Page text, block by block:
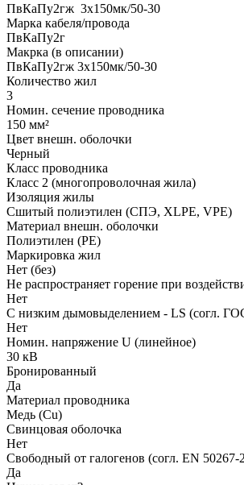
ПвКаПу2гж 3x150мк/50-30
Марка кабеля/провода
ПвКаПу2г
Макрка (в описании)
ПвКаПу2гж 3x150мк/50-30
Количество жил
3
Номин. сечение проводника
150 мм²
Цвет внешн. оболочки
Черный
Класс проводника
Класс 2 (многопроволочная жила)
Изоляция жилы
Сшитый полиэтилен (СПЭ, XLPE, VPE)
Материал внешн. оболочки
Полиэтилен (PE)
Маркировка жил
Нет (без)
Не распространяет горение при
Нет
С низким дымовыделением - LS (согл.
Нет
Номин. напряжение U (линейное)
30 кВ
Бронированный
Да
Материал проводника
Медь (Cu)
Свинцовая оболочка
Нет
Свободный от галогенов (согл. EN 50267-
Да